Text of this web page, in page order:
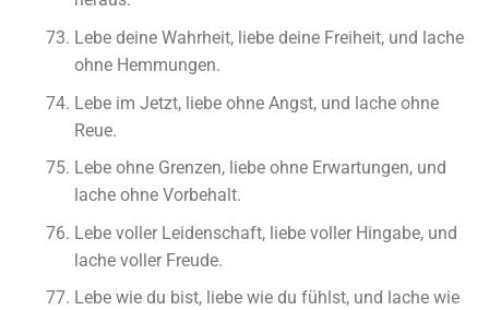
Lebe deine Wahrheit, liebe deine Freiheit, und lache
ohne Hemmungen.
Lebe im Jetzt, liebe ohne Angst, und lache ohne
Reue.
Lebe ohne Grenzen, liebe ohne Erwartungen, und
lache ohne Vorbehalt.
Lebe voller Leidenschaft, liebe voller Hingabe, und
lache voller Freude.
Lebe wie du bist, liebe wie du fühlst, und lache wie